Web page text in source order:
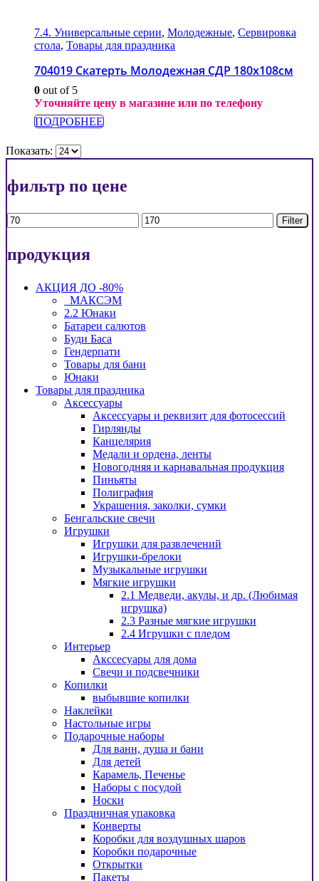
7.4. Универсальные серии, Молодежные, Сервировка
стола, Товары для праздника
704019 Скатерть Молодежная СДР 180х108см
0 out of 5
Уточняйте цену в магазине или по телефону
ПОДРОБНЕЕ
Показать:
фильтр по цене
Min
price
Max
price
Filter
продукция
АКЦИЯ ДО -80%
_МАКСЭМ
2.2 Юнаки
Батареи салютов
Буди Баса
Гендерпати
Товары для бани
Юнаки
Товары для праздника
Аксессуары
Аксессуары и реквизит для фотосессий
Гирлянды
Канцелярия
Медали и ордена, ленты
Новогодняя и карнавальная продукция
Пиньяты
Полиграфия
Украшения, заколки, сумки
Бенгальские свечи
Игрушки
Игрушки для развлечений
Игрушки-брелоки
Музыкальные игрушки
Мягкие игрушки
2.1 Медведи, акулы, и др. (Любимая
игрушка)
2.3 Разные мягкие игрушки
2.4 Игрушки с пледом
Интерьер
Акссесуары для дома
Свечи и подсвечники
Копилки
выбывшие копилки
Наклейки
Настольные игры
Подарочные наборы
Для ванн, душа и бани
Для детей
Карамель, Печенье
Наборы с посудой
Носки
Праздничная упаковка
Конверты
Коробки для воздушных шаров
Коробки подарочные
Открытки
Пакеты